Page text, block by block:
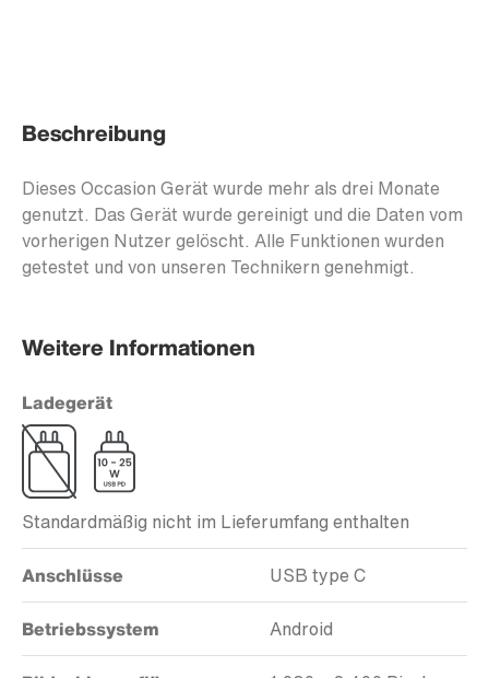
Beschreibung
Dieses Occasion Gerät wurde mehr als drei Monate
genutzt. Das Gerät wurde gereinigt und die Daten vom
vorherigen Nutzer gelöscht. Alle Funktionen wurden
getestet und von unseren Technikern genehmigt.
Weitere Informationen
Ladegerät
Standardmäßig nicht im Lieferumfang enthalten
Anschlüsse USB type C
Betriebssystem Android